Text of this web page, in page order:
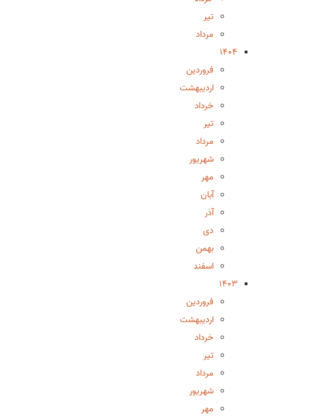
تیر
مرداد
1404
فروردین
اردیبهشت
خرداد
تیر
مرداد
شهریور
مهر
آبان
آذر
دی
بهمن
اسفند
1403
فروردین
اردیبهشت
خرداد
تیر
مرداد
شهریور
مهر